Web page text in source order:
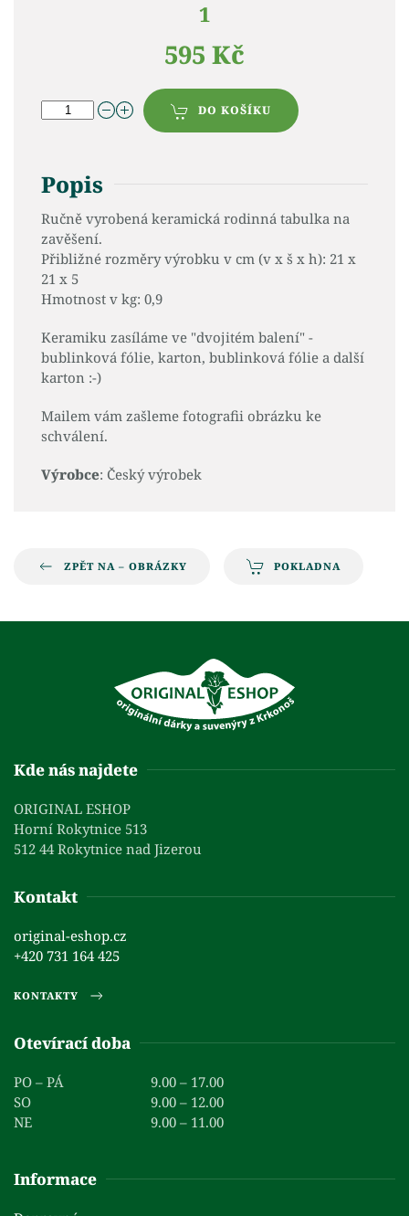
1
595 Kč
DO KOŠÍKU
Popis
Ručně vyrobená keramická rodinná tabulka na
zavěšení.
Přibližné rozměry výrobku v cm (v x š x h): 21 x
21 x 5
Hmotnost v kg: 0,9
Keramiku zasíláme ve "dvojitém balení" -
bublinková fólie, karton, bublinková fólie a další
karton :-)
Mailem vám zašleme fotografii obrázku ke
schválení.
Výrobce: Český výrobek
ZPĚT NA – OBRÁZKY POKLADNA
Kde nás najdete
ORIGINAL ESHOP
Horní Rokytnice 513
512 44 Rokytnice nad Jizerou
Kontakt
original-eshop.cz
+420 731 164 425
KONTAKTY
Otevírací doba
PO – PÁ
9.00 – 17.00
SO
9.00 – 12.00
NE
9.00 – 11.00
Informace